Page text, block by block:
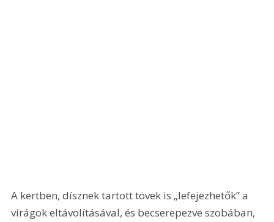
A kertben, dísznek tartott tövek is „lefejezhetők” a
virágok eltávolításával, és becserepezve szobában,